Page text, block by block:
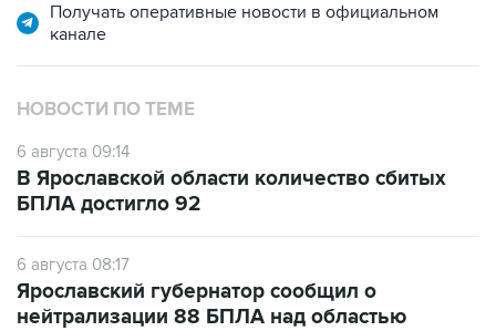
Получать оперативные новости в официальном
канале
НОВОСТИ ПО ТЕМЕ
6 августа 09:14
В Ярославской области количество сбитых
БПЛА достигло 92
6 августа 08:17
Ярославский губернатор сообщил о
нейтрализации 88 БПЛА над областью